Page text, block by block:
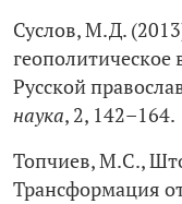
Суслов, М.Д.
Русской
наука, 2, 142–164.
Топчиев, М.С.,
Трансформация